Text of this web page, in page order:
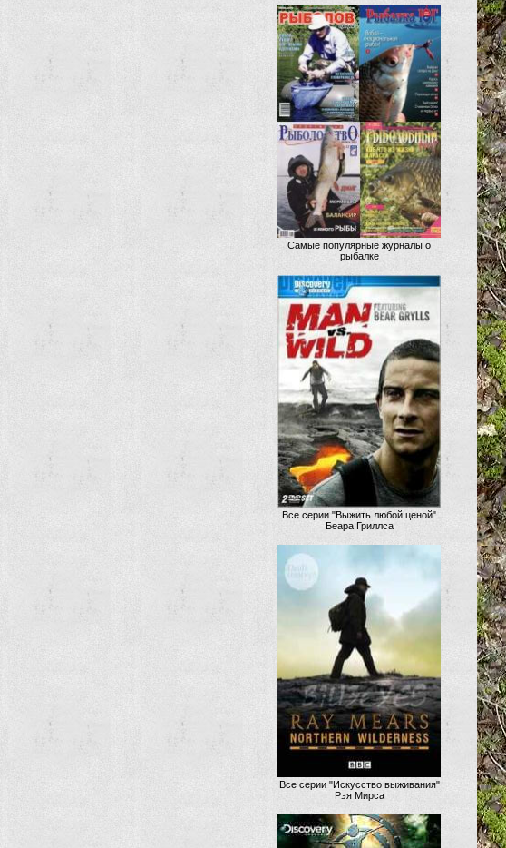
Самые популярные журналы о
рыбалке
Все серии "Выжить любой ценой"
Беара Гриллса
Все серии "Искусство выживания"
Рэя Мирса